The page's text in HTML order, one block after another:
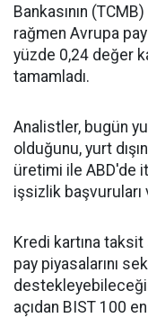
Bankasının
rağmen Avrupa
yüzde 0,24 değer
tamamladı.
Analistler, bugün
olduğunu, yurt
üretimi ile ABD'de
işsizlik
Kredi kartına taksit
pay piyasalarını
açıdan BIST 100